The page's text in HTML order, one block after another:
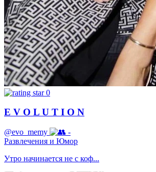
0
E V O L U T I O N
@evo_memy
-
Развлечения и Юмор
Утро начинается не с коф...